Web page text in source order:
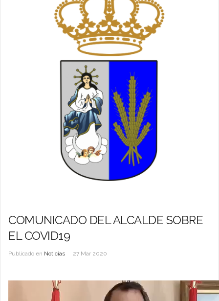
COMUNICADO DEL ALCALDE SOBRE
EL COVID19
Publicado en Noticias 27 Mar 2020